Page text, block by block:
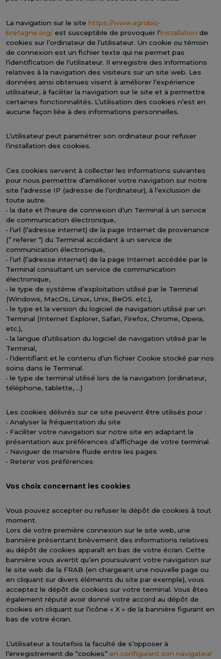
La navigation sur le site https://www.agrobio-
bretagne.org/ est susceptible de provoquer l’installation de
cookies sur l’ordinateur de l’utilisateur. Un cookie ou témoin
de connexion est un fichier texte qui ne permet pas
l’identification de l’utilisateur. Il enregistre des informations
relatives à la navigation des visiteurs sur un site web. Les
données ainsi obtenues visent à améliorer l’expérience
utilisateur, à faciliter la navigation sur le site et à permettre
certaines fonctionnalités. L’utilisation des cookies n’est en
aucune façon liée à des informations personnelles.
L’utilisateur peut paramétrer son ordinateur pour refuser
l’installation des cookies.
Ces cookies servent à collecter les informations suivantes
pour nous permettre d’améliorer votre navigation sur notre
site l’adresse IP (adresse de l’ordinateur), à l’exclusion de
toute autre.
• la date et l’heure de connexion d’un Terminal à un service
de communication électronique,
• l’url (l’adresse internet) de la page Internet de provenance
(” referer “) du Terminal accédant à un service de
communication électronique,
• l’url (l’adresse internet) de la page Internet accédée par le
Terminal consultant un service de communication
électronique,
• le type de système d’exploitation utilisé par le Terminal
(Windows, MacOs, Linux, Unix, BeOS. etc.),
• le type et la version du logiciel de navigation utilisé par un
Terminal (Internet Explorer, Safari, Firefox, Chrome, Opera,
etc.),
• la langue d’utilisation du logiciel de navigation utilisé par le
Terminal,
• l’identifiant et le contenu d’un fichier Cookie stocké par nos
soins dans le Terminal.
• le type de terminal utilisé lors de la navigation (ordinateur,
téléphone, tablette, …)
Les cookies délivrés sur ce site peuvent être utilisés pour :
• Analyser la fréquentation du site
• Faciliter votre navigation sur notre site en adaptant la
présentation aux préférences d’affichage de votre terminal.
• Naviguer de manière fluide entre les pages
• Retenir vos préférences
Vos choix concernant les cookies
Vous pouvez accepter ou refuser le dépôt de cookies à tout
moment.
Lors de votre première connexion sur le site web, une
bannière présentant brièvement des informations relatives
au dépôt de cookies apparaît en bas de votre écran. Cette
bannière vous avertit qu’en poursuivant votre navigation sur
le site web de la FRAB (en chargeant une nouvelle page ou
en cliquant sur divers éléments du site par exemple), vous
acceptez le dépôt de cookies sur votre terminal. Vous êtes
également réputé avoir donné votre accord au dépôt de
cookies en cliquant sur l’icône « X » de la bannière figurant en
bas de votre écran.
L’utilisateur a toutefois la faculté de s’opposer à
l’enregistrement de “cookies” en configurant son navigateur